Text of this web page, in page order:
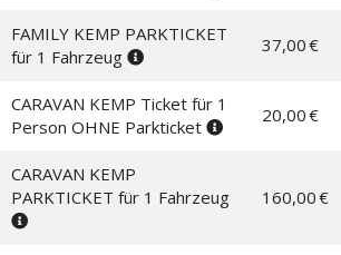
FAMILY KEMP PARKTICKET
für 1 Fahrzeug
37,00 €
CARAVAN KEMP Ticket für 1
Person OHNE Parkticket
20,00 €
CARAVAN KEMP
PARKTICKET für 1 Fahrzeug
160,00 €